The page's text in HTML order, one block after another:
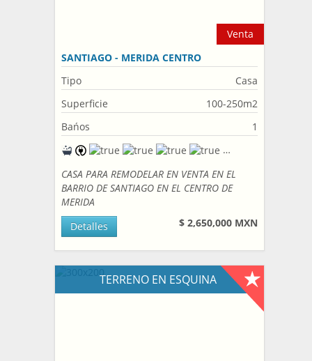
Venta
SANTIAGO - MERIDA CENTRO
Tipo
Casa
Superficie
100-250m2
Bańos
1
CASA PARA REMODELAR EN VENTA EN EL
BARRIO DE SANTIAGO EN EL CENTRO DE
MERIDA
$ 2,650,000 MXN
Detalles
TERRENO EN ESQUINA